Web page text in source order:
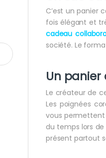
C’est un panier
fois élégant et
cadeau
société. Le
Un panier
Le créateur de
Les poignées
vous permettent
du temps lors
présent partout